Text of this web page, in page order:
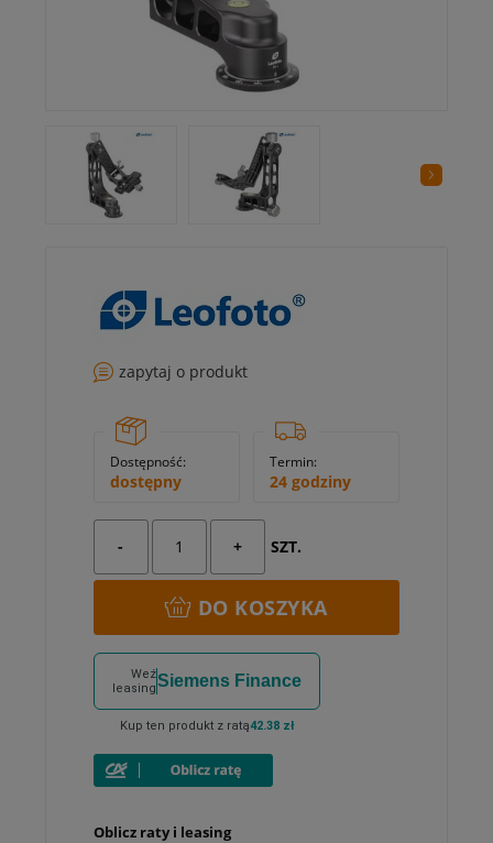
zapytaj o produkt
Dostępność:
dostępny
Termin:
24 godziny
- + SZT.
DO KOSZYKA
Weź
leasingSiemens Finance
Kup ten produkt z ratą42.38 zł
Oblicz raty i leasing